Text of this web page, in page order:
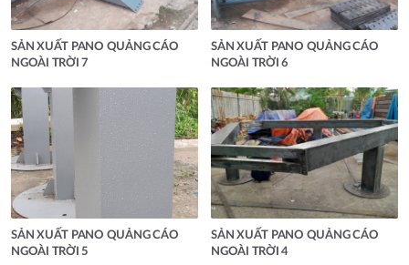
SẢN XUẤT PANO QUẢNG CÁO
NGOÀI TRỜI 7
SẢN XUẤT PANO QUẢNG CÁO
NGOÀI TRỜI 6
SẢN XUẤT PANO QUẢNG CÁO
NGOÀI TRỜI 5
SẢN XUẤT PANO QUẢNG CÁO
NGOÀI TRỜI 4